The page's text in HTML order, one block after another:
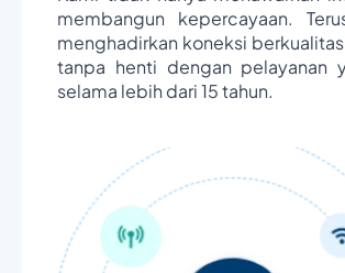
membangun kepercayaan.
menghadirkan koneksi
tanpa henti dengan pelayanan
selama lebih dari 15 tahun.